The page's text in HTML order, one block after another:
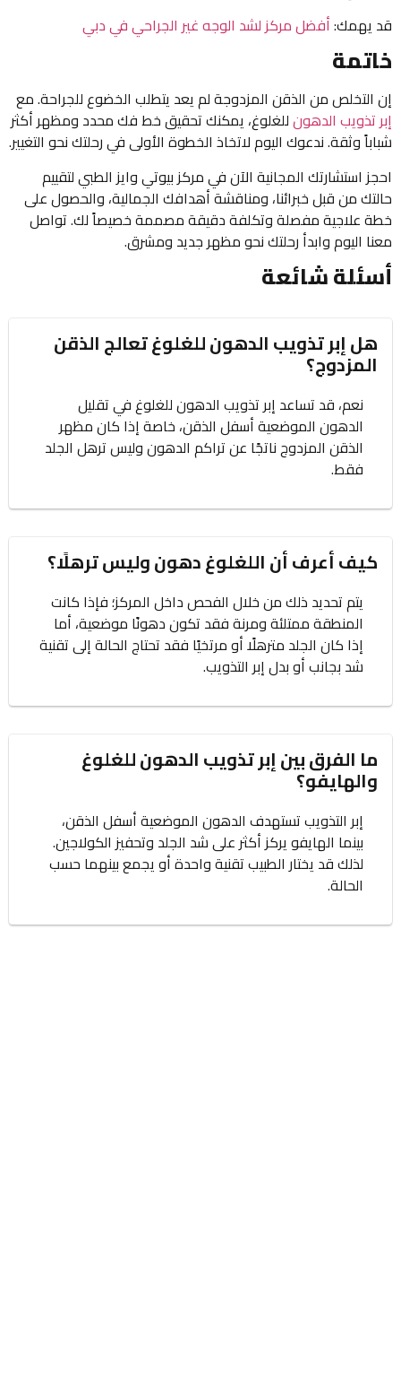
قد يهمك:أفضل مركز لشد الوجه غير الجراحي في دبي
خاتمة
إن التخلص من الذقن المزدوجة لم يعد يتطلب الخضوع للجراحة. مع
إبر تذويب الدهونللغلوغ، يمكنك تحقيق خط فك محدد ومظهر أكثر
شباباً وثقة. ندعوك اليوم لاتخاذ الخطوة الأولى في رحلتك نحو التغيير.
احجز استشارتك المجانية الآن في مركز بيوتي وايز الطبي لتقييم
حالتك من قبل خبرائنا، ومناقشة أهدافك الجمالية، والحصول على
خطة علاجية مفصلة وتكلفة دقيقة مصممة خصيصاً لك. تواصل
معنا اليوم وابدأ رحلتك نحو مظهر جديد ومشرق.
أسئلة شائعة
هل إبر تذويب الدهون للغلوغ تعالج الذقن
المزدوج؟
نعم، قد تساعد إبر تذويب الدهون للغلوغ في تقليل
الدهون الموضعية أسفل الذقن، خاصة إذا كان مظهر
الذقن المزدوج ناتجًا عن تراكم الدهون وليس ترهل الجلد
فقط.
كيف أعرف أن اللغلوغ دهون وليس ترهلًا؟
يتم تحديد ذلك من خلال الفحص داخل المركز؛ فإذا كانت
المنطقة ممتلئة ومرنة فقد تكون دهونًا موضعية، أما
إذا كان الجلد مترهلًا أو مرتخيًا فقد تحتاج الحالة إلى تقنية
شد بجانب أو بدل إبر التذويب.
ما الفرق بين إبر تذويب الدهون للغلوغ
والهايفو؟
إبر التذويب تستهدف الدهون الموضعية أسفل الذقن،
بينما الهايفو يركز أكثر على شد الجلد وتحفيز الكولاجين.
لذلك قد يختار الطبيب تقنية واحدة أو يجمع بينهما حسب
الحالة.